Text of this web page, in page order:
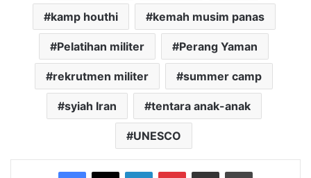
kamp houthi kemah musim panas
Pelatihan militer Perang Yaman
rekrutmen militer summer camp
syiah Iran tentara anak-anak
UNESCO
Facebook
X LinkedInPinterestShare via Email Print